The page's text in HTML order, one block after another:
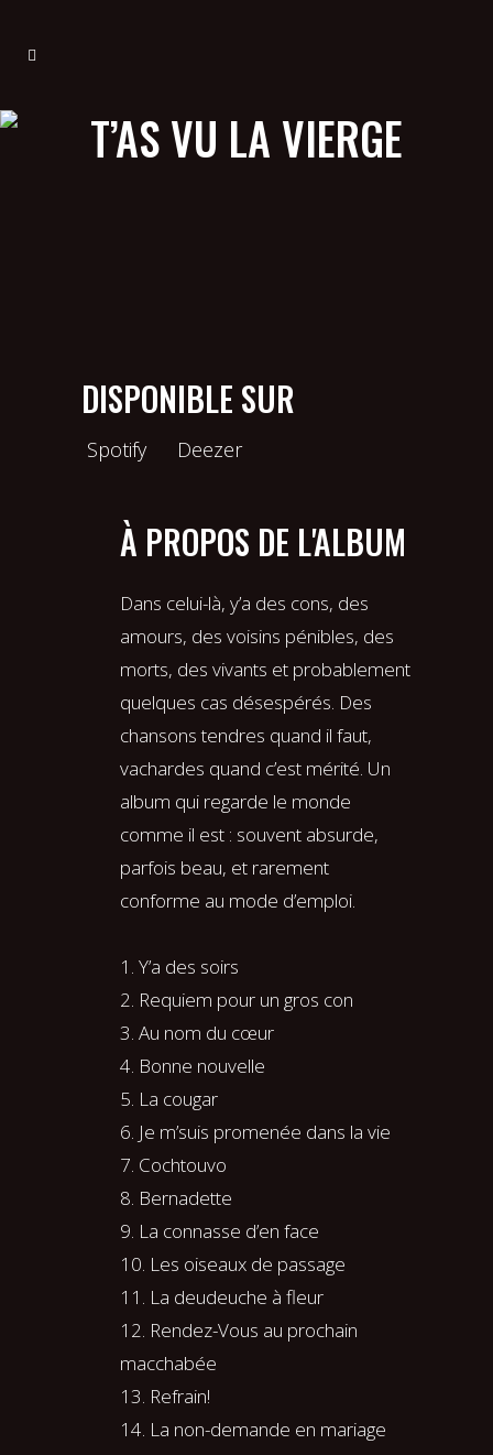
T’AS VU LA VIERGE
DISPONIBLE SUR
Spotify Deezer
À PROPOS DE L'ALBUM
Dans celui-là, y’a des cons, des
amours, des voisins pénibles, des
morts, des vivants et probablement
quelques cas désespérés. Des
chansons tendres quand il faut,
vachardes quand c’est mérité. Un
album qui regarde le monde
comme il est : souvent absurde,
parfois beau, et rarement
conforme au mode d’emploi.
1. Y’a des soirs
2. Requiem pour un gros con
3. Au nom du cœur
4. Bonne nouvelle
5. La cougar
6. Je m’suis promenée dans la vie
7. Cochtouvo
8. Bernadette
9. La connasse d’en face
10. Les oiseaux de passage
11. La deudeuche à fleur
12. Rendez-Vous au prochain
macchabée
13. Refrain!
14. La non-demande en mariage